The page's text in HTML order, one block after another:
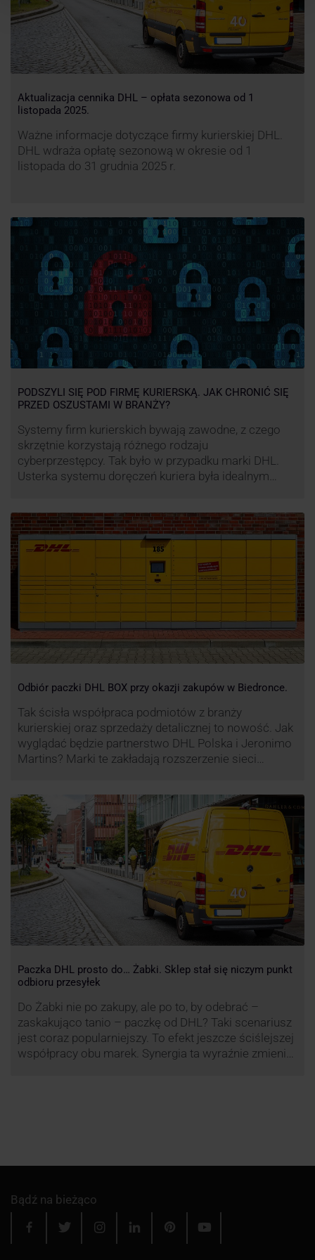
Aktualizacja cennika DHL – opłata sezonowa od 1
listopada 2025.
Ważne informacje dotyczące firmy kurierskiej DHL.
DHL wdraża opłatę sezonową w okresie od 1
listopada do 31 grudnia 2025 r.
PODSZYLI SIĘ POD FIRMĘ KURIERSKĄ. JAK CHRONIĆ SIĘ
PRZED OSZUSTAMI W BRANŻY?
Systemy firm kurierskich bywają zawodne, z czego
skrzętnie korzystają różnego rodzaju
cyberprzestępcy. Tak było w przypadku marki DHL.
Usterka systemu doręczeń kuriera była idealnym
oszukać cyberprzestępcom, którzy próbują
wykorzystać problemy przedsiębiorstw działających
w branży kurierskiej?
Odbiór paczki DHL BOX przy okazji zakupów w Biedronce.
Tak ścisła współpraca podmiotów z branży
kurierskiej oraz sprzedaży detalicznej to nowość. Jak
wyglądać będzie partnerstwo DHL Polska i Jeronimo
Martins? Marki te zakładają rozszerzenie sieci
Paczka DHL prosto do… Żabki. Sklep stał się niczym punkt
odbioru przesyłek
Do Żabki nie po zakupy, ale po to, by odebrać –
zaskakująco tanio – paczkę od DHL? Taki scenariusz
jest coraz popularniejszy. To efekt jeszcze ściślejszej
współpracy obu marek. Synergia ta wyraźnie zmienia
Bądź na bieżąco